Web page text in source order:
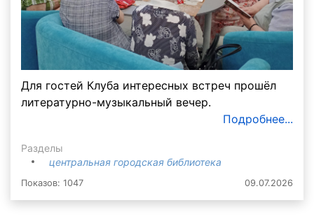
Для гостей Клуба интересных встреч прошёл
литературно-музыкальный вечер.
Подробнее...
Разделы
центральная городская библиотека
Показов: 1047 09.07.2026